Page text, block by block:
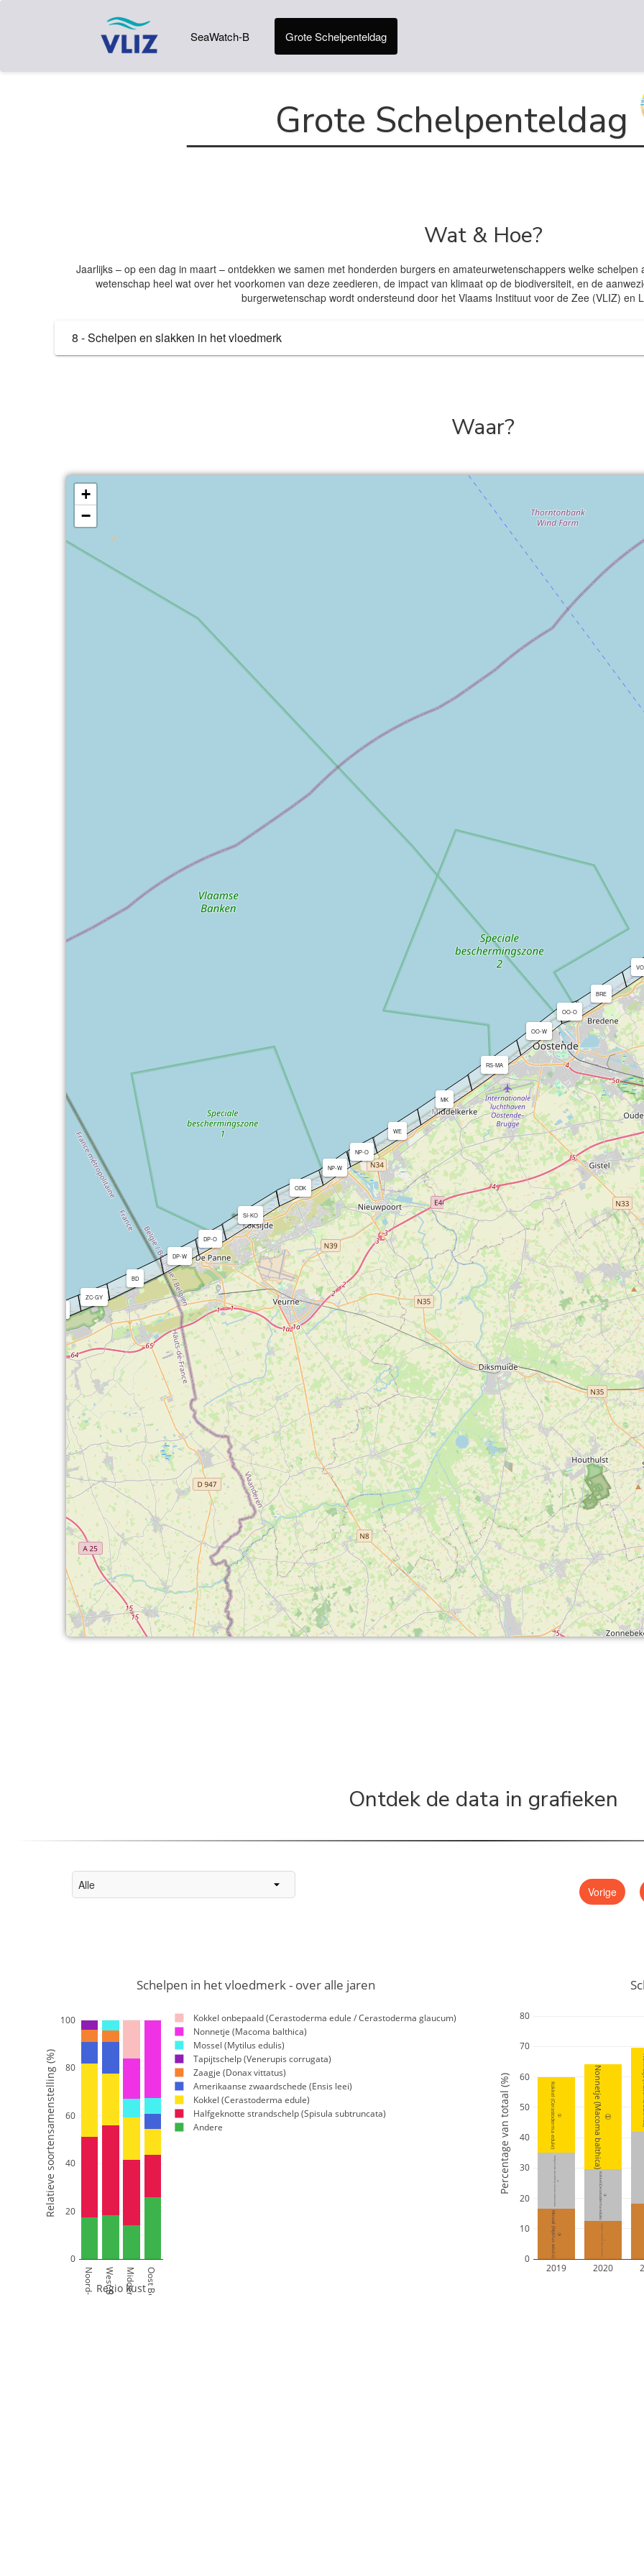
SeaWatch-B Grote Schelpenteldag
Grote Schelpenteldag
Wat & Hoe?
Jaarlijks – op een dag in maart – ontdekken we samen met honderden burgers en amateurwetenschappers welke
wetenschap heel wat over het voorkomen van deze zeedieren, de impact van klimaat op de biodiversiteit, en de
burgerwetenschap wordt ondersteund door het Vlaams Instituut voor de Zee (VLIZ) en
8 - Schelpen en slakken in het vloedmerk
Waar?
ZC-GY
BD
DP-W
DP-O
SI-KO
ODK
NP-W
NP-O
WE
MK
RS-MA
OO-W
OO-O
BRE
+
−
Ontdek de data in grafieken
Vorige
Noord-Frankrijk West België Midden BelgiëOost België
0
20
40
60
80
100
Kokkel onbepaald (Cerastoderma edule / Cerastoderma glaucum)
Nonnetje (Macoma balthica)
Mossel (Mytilus edulis)
Tapijtschelp (Venerupis corrugata)
Zaagje (Donax vittatus)
Amerikaanse zwaardschede (Ensis leei)
Kokkel (Cerastoderma edule)
Halfgeknotte strandschelp (Spisula subtruncata)
Andere
Schelpen in het vloedmerk - over alle jaren
Regio kust
Relatieve soortensamenstelling (%)
③
Mossel (Mytilus edulis)
Halfgeknotte strandschelp (Spisula subtruncata)
①
Kokkel (Cerastoderma edule)
③
Halfgeknotte strandschelp (Spisula subtruncata)
②
Kokkel (Cerastoderma edule)
①
Nonnetje (Macoma balthica)
2019 2020
0
10
20
30
40
50
60
70
80
Percentage van totaal (%)